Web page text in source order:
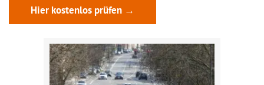
Hier kostenlos prüfen →